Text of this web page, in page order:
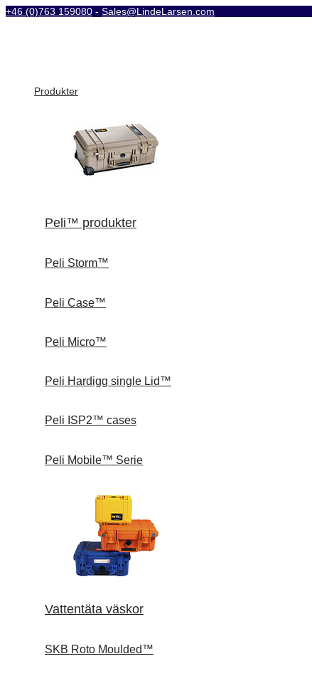
+46 (0)763 159080 - Sales@LindeLarsen.com
Produkter
Peli™ produkter
Peli Storm™
Peli Case™
Peli Micro™
Peli Hardigg single Lid™
Peli ISP2™ cases
Peli Mobile™ Serie
Vattentäta väskor
SKB Roto Moulded™